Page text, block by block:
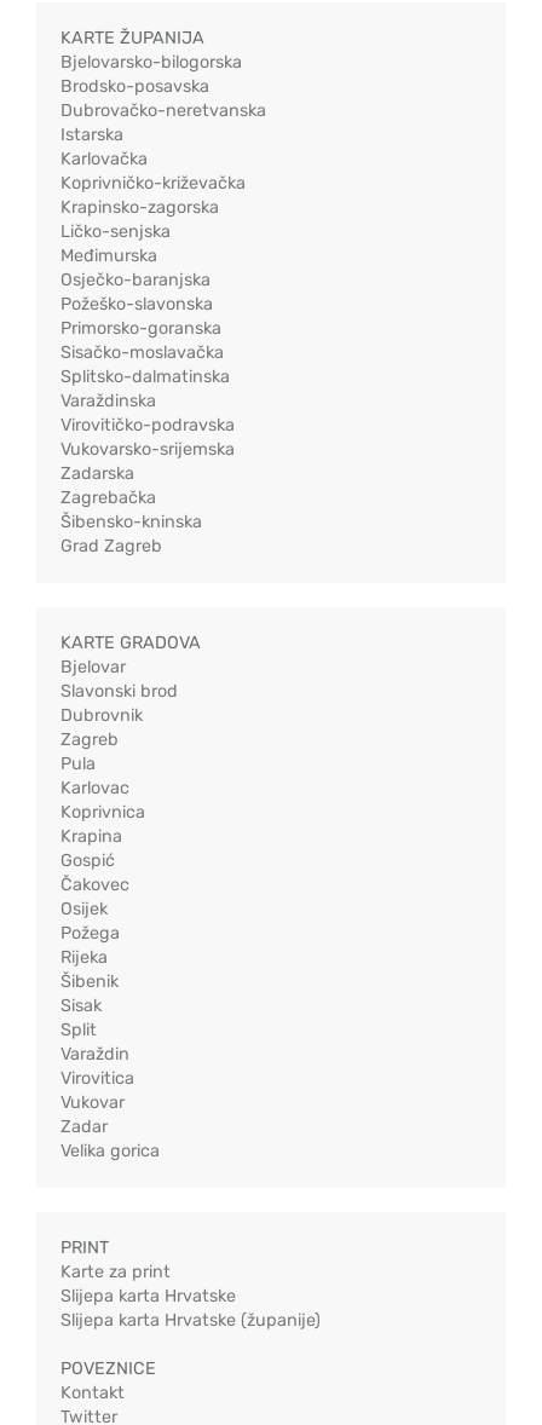
KARTE ŽUPANIJA
Bjelovarsko-bilogorska
Brodsko-posavska
Dubrovačko-neretvanska
Istarska
Karlovačka
Koprivničko-križevačka
Krapinsko-zagorska
Ličko-senjska
Međimurska
Osječko-baranjska
Požeško-slavonska
Primorsko-goranska
Sisačko-moslavačka
Splitsko-dalmatinska
Varaždinska
Virovitičko-podravska
Vukovarsko-srijemska
Zadarska
Zagrebačka
Šibensko-kninska
Grad Zagreb
KARTE GRADOVA
Bjelovar
Slavonski brod
Dubrovnik
Zagreb
Pula
Karlovac
Koprivnica
Krapina
Gospić
Čakovec
Osijek
Požega
Rijeka
Šibenik
Sisak
Split
Varaždin
Virovitica
Vukovar
Zadar
Velika gorica
PRINT
Karte za print
Slijepa karta Hrvatske
Slijepa karta Hrvatske (županije)
POVEZNICE
Kontakt
Twitter